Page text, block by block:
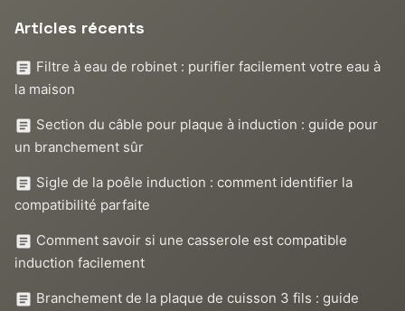
Articles récents
Filtre à eau de robinet : purifier facilement votre eau à
la maison
Section du câble pour plaque à induction : guide pour
un branchement sûr
Sigle de la poêle induction : comment identifier la
compatibilité parfaite
Comment savoir si une casserole est compatible
induction facilement
Branchement de la plaque de cuisson 3 fils : guide